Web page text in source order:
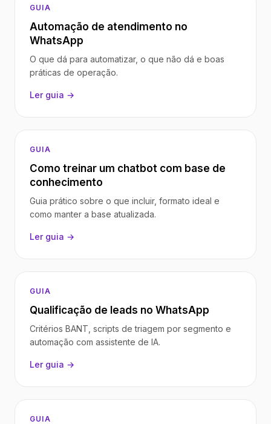
GUIA
Automação de atendimento no
WhatsApp
O que dá para automatizar, o que não dá e boas
práticas de operação.
Ler guia →
GUIA
Como treinar um chatbot com base de
conhecimento
Guia prático sobre o que incluir, formato ideal e
como manter a base atualizada.
Ler guia →
GUIA
Qualificação de leads no WhatsApp
Critérios BANT, scripts de triagem por segmento e
automação com assistente de IA.
Ler guia →
GUIA